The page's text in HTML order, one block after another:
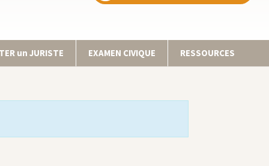
un JURISTE EXAMEN CIVIQUE RESSOURCES